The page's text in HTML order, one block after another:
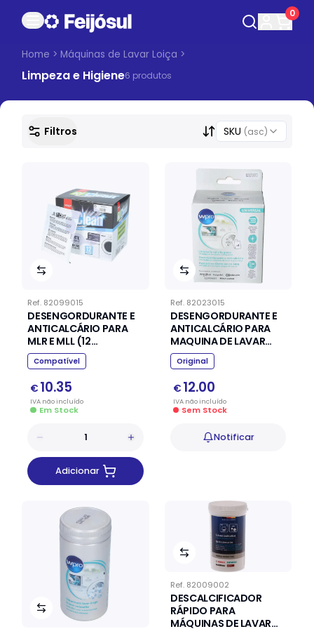
0
Home >Máquinas de Lavar Loiça >
Limpeza e Higiene6 produtos
Filtros SKU (asc)
Ref. 82099015
DESENGORDURANTE E
ANTICALCÁRIO PARA
MLR E MLL (12
SAQUETAS EM PÓ) SKL
Compatível
€ 10.35
IVA nãoincluído
Em Stock
Adicionar
Ref. 82023015
DESENGORDURANTE E
ANTICALCÁRIO PARA
MAQUINA DE LAVAR
LOICA E ROUPA
Original
€ 12.00
IVA nãoincluído
Sem Stock
Notificar
Ref. 82009002
DESCALCIFICADOR
RÁPIDO PARA
MÁQUINAS DE LAVAR